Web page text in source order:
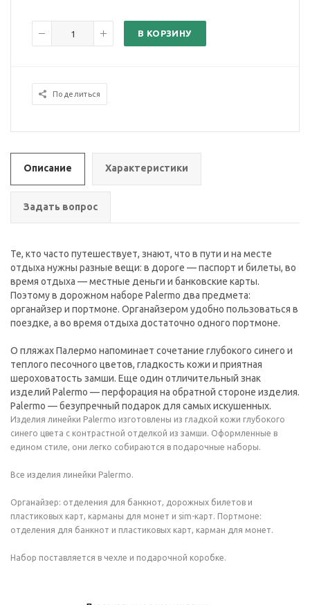
В КОРЗИНУ
Поделиться
Описание Характеристики
Задать вопрос
Те, кто часто путешествует, знают, что в пути и на месте
отдыха нужны разные вещи: в дороге — паспорт и билеты, во
время отдыха — местные деньги и банковские карты.
Поэтому в дорожном наборе Palermo два предмета:
органайзер и портмоне. Органайзером удобно пользоваться в
поездке, а во время отдыха достаточно одного портмоне.
О пляжах Палермо напоминает сочетание глубокого синего и
теплого песочного цветов, гладкость кожи и приятная
шероховатость замши. Еще один отличительный знак
изделий Palermo — перфорация на обратной стороне изделия.
Palermo — безупречный подарок для самых искушенных.
Изделия линейки Palermo изготовлены из гладкой кожи глубокого
синего цвета с контрастной отделкой из замши. Оформленные в
едином стиле, они легко собираются в подарочные наборы.
Все изделия линейки Palermo.
Органайзер: отделения для банкнот, дорожных билетов и
пластиковых карт, карманы для монет и sim-карт. Портмоне:
отделения для банкнот и пластиковых карт, карман для монет.
Набор поставляется в чехле и подарочной коробке.